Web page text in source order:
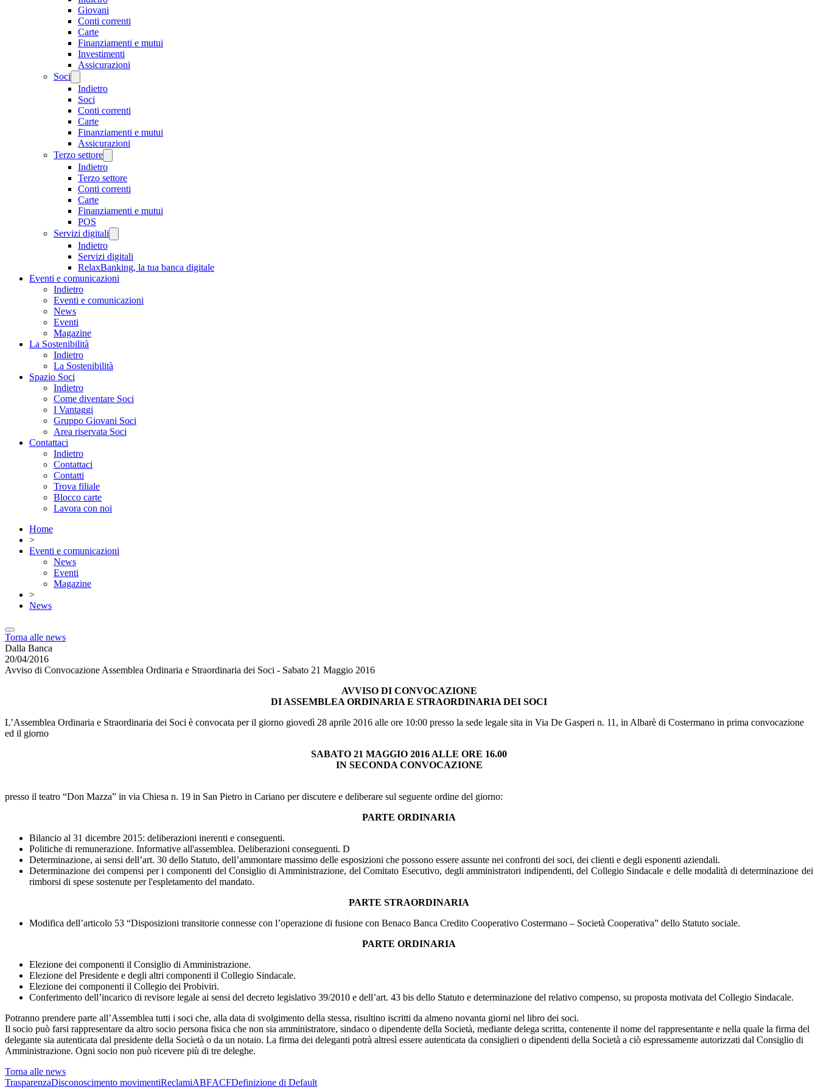
Giovani
Conti correnti
Carte
Finanziamenti e mutui
Investimenti
Assicurazioni
Soci
Indietro
Soci
Conti correnti
Carte
Finanziamenti e mutui
Assicurazioni
Terzo settore
Indietro
Terzo settore
Conti correnti
Carte
Finanziamenti e mutui
POS
Servizi digitali
Indietro
Servizi digitali
RelaxBanking, la tua banca digitale
Eventi e comunicazioni
Indietro
Eventi e comunicazioni
News
Eventi
Magazine
La Sostenibilità
Indietro
La Sostenibilità
Spazio Soci
Indietro
Come diventare Soci
I Vantaggi
Gruppo Giovani Soci
Area riservata Soci
Contattaci
Indietro
Contattaci
Contatti
Trova filiale
Blocco carte
Lavora con noi
Home
>
Eventi e comunicazioni
News
Eventi
Magazine
>
News
Torna alle news
Dalla Banca
20/04/2016
Avviso di Convocazione Assemblea Ordinaria e Straordinaria dei Soci - Sabato 21 Maggio 2016
AVVISO DI CONVOCAZIONE
DI ASSEMBLEA ORDINARIA E STRAORDINARIA DEI SOCI
L’Assemblea Ordinaria e Straordinaria dei Soci è convocata per il giorno giovedì 28 aprile 2016 alle ore 10:00 presso la sede legale sita in Via De Gasperi n. 11, in Albarè di Costermano in prima convocazione
ed il giorno
SABATO 21 MAGGIO 2016 ALLE ORE 16.00
IN SECONDA CONVOCAZIONE
presso il teatro “Don Mazza” in via Chiesa n. 19 in San Pietro in Cariano per discutere e deliberare sul seguente ordine del giorno:
PARTE ORDINARIA
Bilancio al 31 dicembre 2015: deliberazioni inerenti e conseguenti.
Politiche di remunerazione. Informative all'assemblea. Deliberazioni conseguenti. D
Determinazione, ai sensi dell’art. 30 dello Statuto, dell’ammontare massimo delle esposizioni che possono essere assunte nei confronti dei soci, dei clienti e degli esponenti aziendali.
Determinazione dei compensi per i componenti del Consiglio di Amministrazione, del Comitato Esecutivo, degli amministratori indipendenti, del Collegio Sindacale e delle modalità di determinazione dei
rimborsi di spese sostenute per l'espletamento del mandato.
PARTE STRAORDINARIA
Modifica dell’articolo 53 “Disposizioni transitorie connesse con l’operazione di fusione con Benaco Banca Credito Cooperativo Costermano – Società Cooperativa” dello Statuto sociale.
PARTE ORDINARIA
Elezione dei componenti il Consiglio di Amministrazione.
Elezione del Presidente e degli altri componenti il Collegio Sindacale.
Elezione dei componenti il Collegio dei Probiviri.
Conferimento dell’incarico di revisore legale ai sensi del decreto legislativo 39/2010 e dell’art. 43 bis dello Statuto e determinazione del relativo compenso, su proposta motivata del Collegio Sindacale.
Potranno prendere parte all’Assemblea tutti i soci che, alla data di svolgimento della stessa, risultino iscritti da almeno novanta giorni nel libro dei soci.
Il socio può farsi rappresentare da altro socio persona fisica che non sia amministratore, sindaco o dipendente della Società, mediante delega scritta, contenente il nome del rappresentante e nella quale la firma del
delegante sia autenticata dal presidente della Società o da un notaio. La firma dei deleganti potrà altresì essere autenticata da consiglieri o dipendenti della Società a ciò espressamente autorizzati dal Consiglio di
Amministrazione. Ogni socio non può ricevere più di tre deleghe.
Torna alle news
TrasparenzaDisconoscimento movimentiReclamiABFACFDefinizione di Default